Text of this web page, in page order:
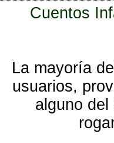
Cuentos
La mayoría
usuarios,
alguno